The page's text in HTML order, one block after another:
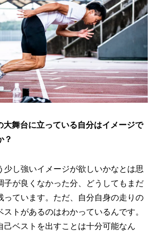
大舞台に立っている自分はイメージで
？
少し強いイメージが欲しいかなとは思
子が良くなかった分、どうしてもまだ
っています。ただ、自分自身の走りの
トがあるのはわかっているんです。
己ベストを出すことは十分可能なん